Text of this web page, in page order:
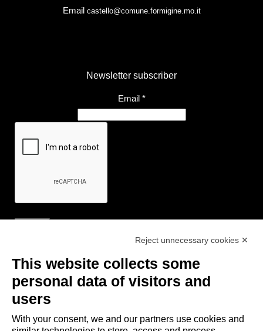
Email castello@comune.formigine.mo.it
Newsletter subscriber
Email *
- Tourist Information and Hospitality Office of Maranello, Fiorano M.,
- Local pubblic transports
Reject unnecessary cookies ✕
This website collects some
personal data of visitors and
users
With your consent, we and our partners use cookies and